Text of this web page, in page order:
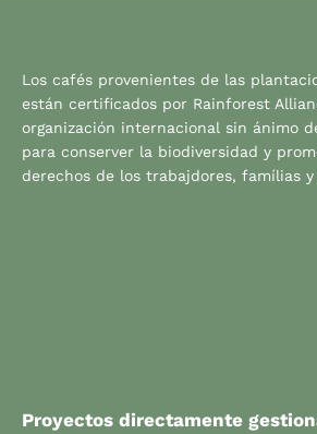
Los cafés provenientes de las
están certificados por Rainforest
organización internacional sin ánimo
para conserver la biodiversidad y
derechos de los trabajdores, famílias
Proyectos directamente